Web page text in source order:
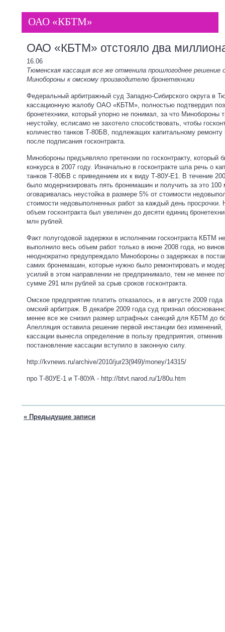
ОАО «КБТМ»
ОАО «КБТМ» отстояло два
16.06
Тюменская кассация все же отменила прошлогоднее решение
Минобороны к омскому производителю бронетехники
Федеральный арбитражный суд Западно-Сибирского округа в
кассационную жалобу ОАО «КБТМ», полностью подтвердил
бронетехники, который упорно не понимал, за что Минобороны
неустойку, еслисамо не захотело способствовать, чтобы
количество танков Т-80БВ, подлежащих капитальному
после подписания госконтракта.
Минобороны предъявляло претензии по госконтракту,
конкурса в 2007 году. Изначально в госконтракте шла речь о
танков Т-80БВ с приведением их к виду Т-80У-Е1. В течение
было модернизировать пять бронемашин и получить за это 100
оговаривалась неустойка в размере 5% от стоимости
стоимости недовыполненных работ за каждый день
объем госконтракта был увеличен до десяти единиц
млн рублей.
Факт полугодовой задержки в исполнении госконтракта КБТМ
выполнило весь объем работ только в июне 2008 года, но
неоднократно предупреждало Минобороны о задержках в
самих бронемашин, которые нужно было ремонтировать и
усилий в этом направлении не предпринимало, тем не менее
сумме 291 млн рублей за срыв сроков госконтракта.
Омское предприятие платить отказалось, и в августе 2009
омский арбитраж. В декабре 2009 года суд признал
менее все же снизил размер штрафных санкций для КБТМ до
Апелляция оставила решение первой инстанции без
кассации вынесла определение в пользу предприятия,
постановление кассации вступило в законную силу.
http://kvnews.ru/archive/2010/jur23(949)/money/14315/
про Т-80УЕ-1 и Т-80УА - http://btvt.narod.ru/1/80u.htm
« Предыдущие записи